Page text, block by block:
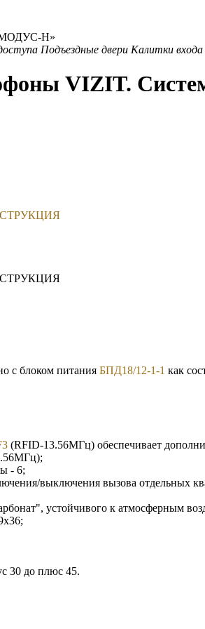
Подъездные двери Калитки
VIZIT.
с блоком питания БПД18/12-1-1 как
(RFID-13.56МГц) обеспечивает
- 6;
выключения вызова отдельных
устойчивого к атмосферным
30 до плюс 45.